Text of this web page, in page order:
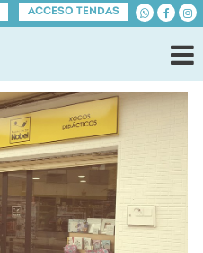
ACCESO TENDAS